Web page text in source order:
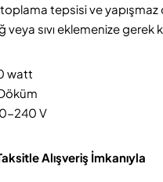
toplama tepsisi ve
sıvı eklemenize gerek
watt
240 V
Alışveriş İmkanıyla